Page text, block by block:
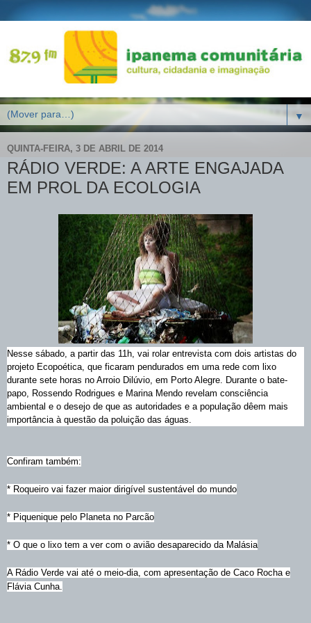
▼
QUINTA-FEIRA, 3 DE ABRIL DE 2014
RÁDIO VERDE: A ARTE ENGAJADA
EM PROL DA ECOLOGIA
Nesse sábado, a partir das 11h, vai rolar entrevista com dois artistas do
projeto Ecopoética, que ficaram pendurados em uma rede com lixo
durante sete horas no Arroio Dilúvio, em Porto Alegre. Durante o bate-
papo, Rossendo Rodrigues e Marina Mendo revelam consciência
ambiental e o desejo de que as autoridades e a população dêem mais
importância à questão da poluição das águas.
Confiram também:
* Roqueiro vai fazer maior dirigível sustentável do mundo
* Piquenique pelo Planeta no Parcão
* O que o lixo tem a ver com o avião desaparecido da Malásia
A Rádio Verde vai até o meio-dia, com apresentação de Caco Rocha e
Flávia Cunha.